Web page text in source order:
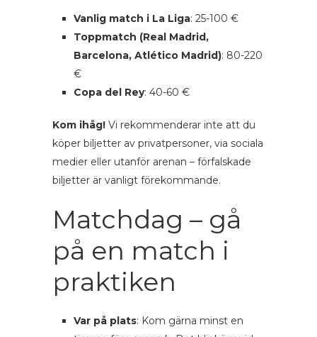
Vanlig match i La Liga: 25-100 €
Toppmatch (Real Madrid,
Barcelona, Atlético Madrid): 80-220
€
Copa del Rey: 40-60 €
Kom ihåg! Vi rekommenderar inte att du
köper biljetter av privatpersoner, via sociala
medier eller utanför arenan – förfalskade
biljetter är vanligt förekommande.
Matchdag – gå
på en match i
praktiken
Var på plats: Kom gärna minst en